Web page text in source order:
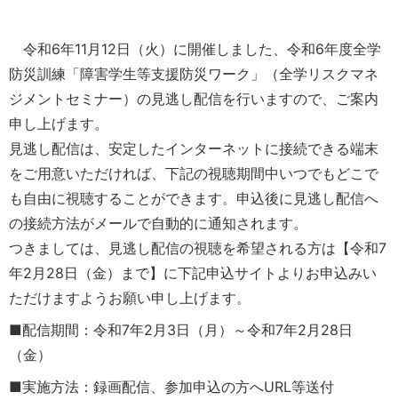
令和6年11月12日（火）に開催しました、令和6年度全学
防災訓練「障害学生等支援防災ワーク」（全学リスクマネ
ジメントセミナー）の見逃し配信を行いますので、ご案内
申し上げます。
見逃し配信は、安定したインターネットに接続できる端末
をご用意いただければ、下記の視聴期間中いつでもどこで
も自由に視聴することができます。申込後に見逃し配信へ
の接続方法がメールで自動的に通知されます。
つきましては、見逃し配信の視聴を希望される方は【令和7
年2月28日（金）まで】に下記申込サイトよりお申込みい
ただけますようお願い申し上げます。
■配信期間：令和7年2月3日（月）～令和7年2月28日
（金）
■実施方法：録画配信、参加申込の方へURL等送付